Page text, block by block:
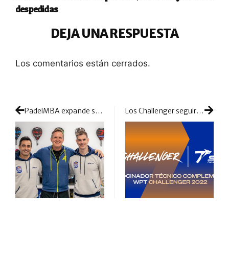
despedidas
DEJA UNA RESPUESTA
Los comentarios están cerrados.
PadelMBA expande su marca: llega a Reino Unido de la mano de Game4Padel Los Challenger seguirán contando con el refuerzo y apoyo de la española SET